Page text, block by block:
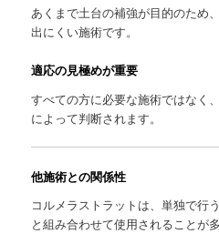
あくまで土台の補強が目的のため
出にくい施術です。
適応の見極めが重要
すべての方に必要な施術ではなく
によって判断されます。
他施術との関係性
コルメラストラットは、単独で行
と組み合わせて使用されることが